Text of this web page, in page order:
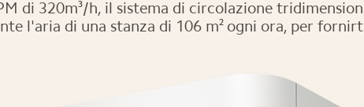
di 320m³/h, il sistema di circolazione
l'aria di una stanza di 106 m² ogni ora, per